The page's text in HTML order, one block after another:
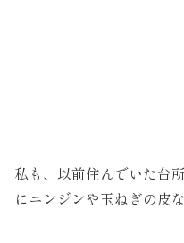
私も、以前住んでいた台
にニンジンや玉ねぎの皮